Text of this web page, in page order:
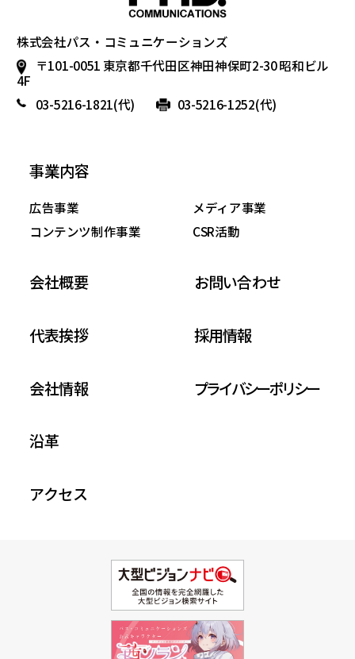
株式会社パス・コミュニケーションズ
〒101-0051 東京都千代田区神田神保町2-30 昭和ビル
4F
03-5216-1821(代) 03-5216-1252(代)
事業内容
広告事業
メディア事業
コンテンツ制作事業
CSR活動
会社概要
代表挨拶
会社情報
沿革
アクセス
お問い合わせ
採用情報
プライバシーポリシー